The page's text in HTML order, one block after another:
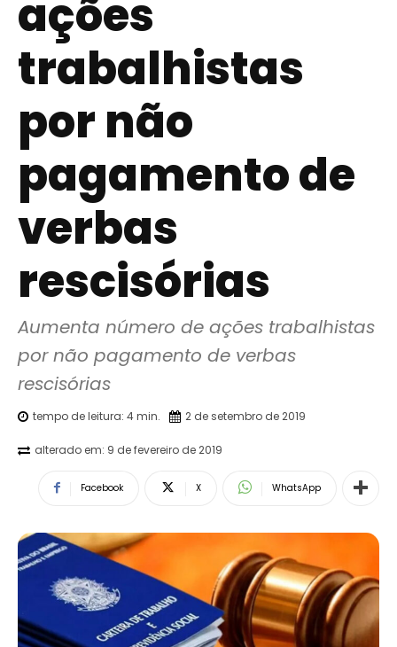
ações
trabalhistas
por não
pagamento de
verbas
rescisórias
Aumenta número de ações trabalhistas
por não pagamento de verbas
rescisórias
tempo de leitura: 4min. 2 de setembro de 2019
alterado em: 9 de fevereiro de 2019
Facebook X WhatsApp